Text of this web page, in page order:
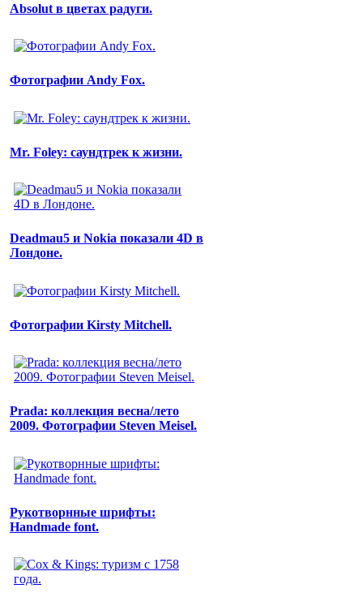
Absolut в цветах радуги.
Фотографии Andy Fox.
Mr. Foley: саундтрек к жизни.
Deadmau5 и Nokia показали 4D в
Лондоне.
Фотографии Kirsty Mitchell.
Prada: коллекция весна/лето
2009. Фотографии Steven Meisel.
Рукотворнные шрифты:
Handmade font.